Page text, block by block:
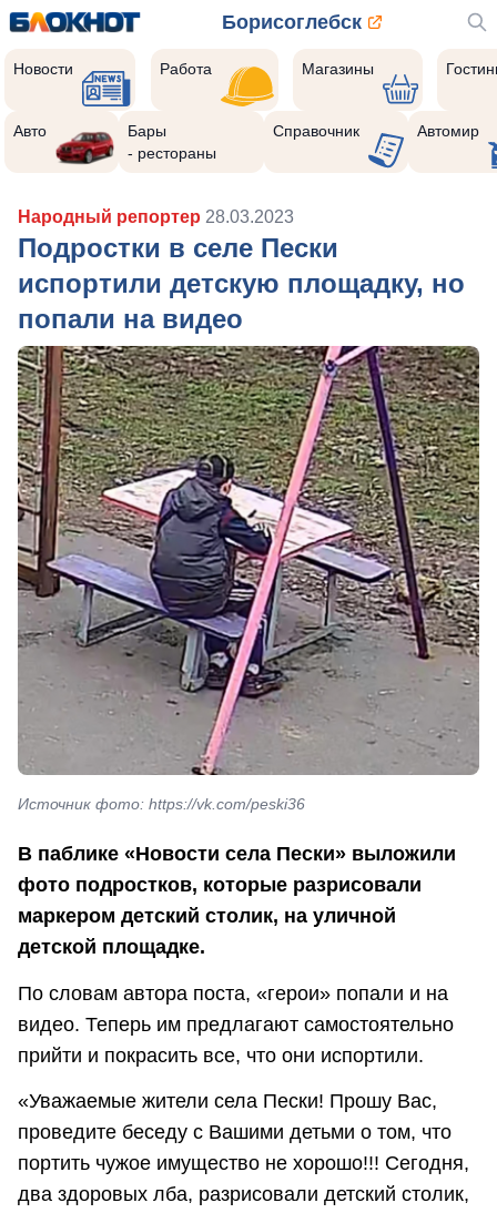
Борисоглебск
Новости Работа Магазины
Авто
Бары
- рестораны
Справочник Автомир
Народный репортер 28.03.2023
Подростки в селе Пески
испортили детскую площадку, но
попали на видео
Источник фото: https://vk.com/peski36
В паблике «Новости села Пески» выложили
фото подростков, которые разрисовали
маркером детский столик, на уличной
детской площадке.
По словам автора поста, «герои» попали и на
видео. Теперь им предлагают самостоятельно
прийти и покрасить все, что они испортили.
«Уважаемые жители села Пески! Прошу Вас,
проведите беседу с Вашими детьми о том, что
портить чужое имущество не хорошо!!! Сегодня,
два здоровых лба, разрисовали детский столик,